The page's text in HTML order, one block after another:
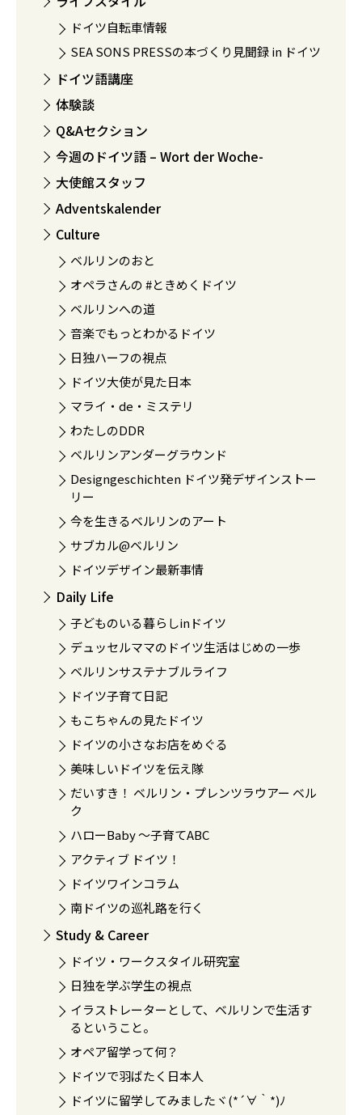
ドイツ自転車情報
SEA SONS PRESSの本づくり見聞録 in ドイツ
ドイツ語講座
体験談
Q&Aセクション
今週のドイツ語 – Wort der Woche-
大使館スタッフ
Adventskalender
Culture
ベルリンのおと
オペラさんの #ときめくドイツ
ベルリンへの道
音楽でもっとわかるドイツ
日独ハーフの視点
ドイツ大使が見た日本
マライ・de・ミステリ
わたしのDDR
ベルリンアンダーグラウンド
Designgeschichten ドイツ発デザインストー
リー
今を生きるベルリンのアート
サブカル@ベルリン
ドイツデザイン最新事情
Daily Life
子どものいる暮らしinドイツ
デュッセルママのドイツ生活はじめの一歩
ベルリンサステナブルライフ
ドイツ子育て日記
もこちゃんの見たドイツ
ドイツの小さなお店をめぐる
美味しいドイツを伝え隊
だいすき！ ベルリン・プレンツラウアー ベル
ク
ハローBaby 〜子育てABC
アクティブ ドイツ！
ドイツワインコラム
南ドイツの巡礼路を行く
Study & Career
ドイツ・ワークスタイル研究室
日独を学ぶ学生の視点
イラストレーターとして、ベルリンで生活す
るということ。
オペア留学って何？
ドイツで羽ばたく日本人
ドイツに留学してみましたヾ(*´∀｀*)ﾉ